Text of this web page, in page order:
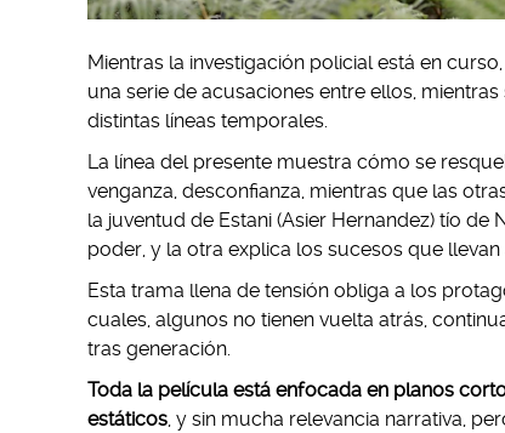
Mientras la investigación policial está en
una serie de acusaciones entre ellos,
distintas líneas temporales.
La línea del presente muestra cómo se
venganza, desconfianza, mientras que las
la juventud de Estani (Asier Hernandez) tío
poder, y la otra explica los sucesos que
Esta trama llena de tensión obliga a los
cuales, algunos no tienen vuelta atrás,
tras generación.
Toda la película está enfocada en planos
estáticos, y sin mucha relevancia narrativa,